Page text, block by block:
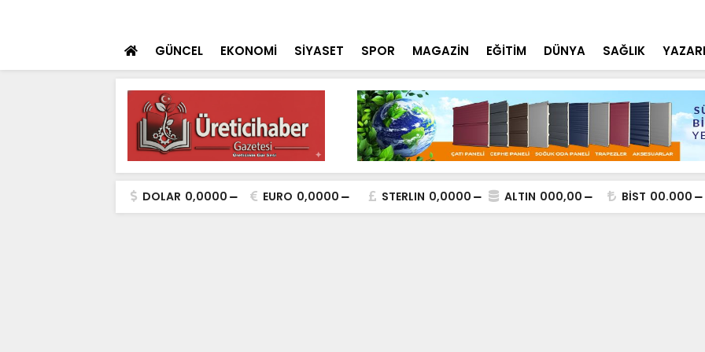
GÜNCEL EKONOMİ SİYASET SPOR MAGAZİN EĞİTİM DÜNYA SAĞLIK
DOLAR 0,0000 EURO 0,0000 STERLIN 0,0000 ALTIN 000,00 BİST 00.000